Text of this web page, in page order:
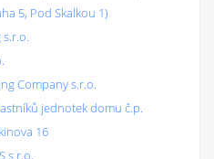
5, Pod Skalkou 1)
s.r.o.
Company s.r.o.
jednotek domu č.p.
16
s.r.o.